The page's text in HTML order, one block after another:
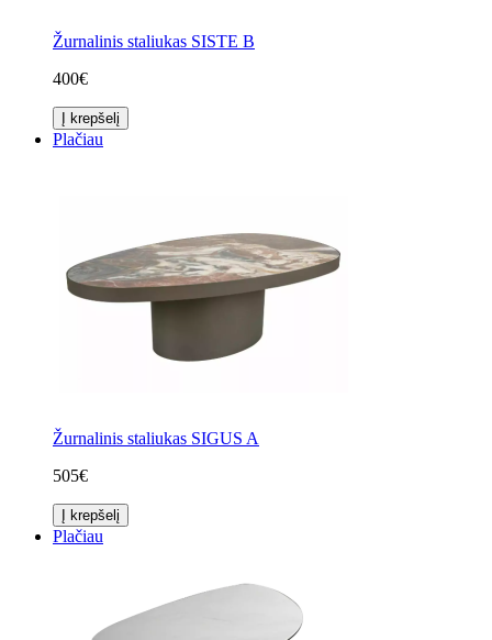
Žurnalinis staliukas SISTE B
400€
Į krepšelį
Plačiau
Žurnalinis staliukas SIGUS A
505€
Į krepšelį
Plačiau